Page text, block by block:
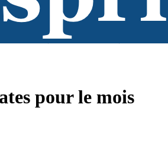
pour le mois